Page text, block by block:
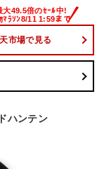
市場で見る
ハンテン